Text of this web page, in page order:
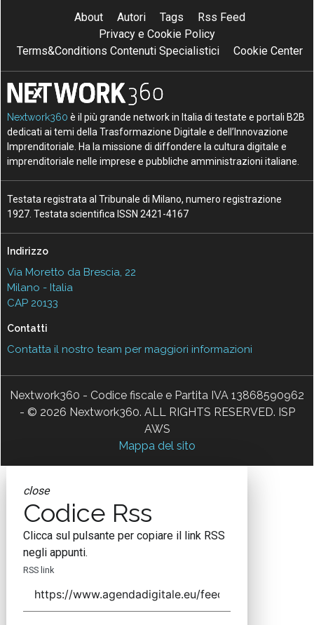
About Autori Tags
Rss Feed
Privacy e Cookie Policy
Terms&Conditions Contenuti Specialistici
Cookie Center
Nextwork360 è il più grande network in Italia di testate e portali B2B
dedicati ai temi della Trasformazione Digitale e dell’Innovazione
Imprenditoriale. Ha la missione di diffondere la cultura digitale e
imprenditoriale nelle imprese e pubbliche amministrazioni italiane.
Testata registrata al Tribunale di Milano, numero registrazione
1927. Testata scientifica ISSN 2421-4167
Indirizzo
Via Moretto da Brescia, 22
Milano - Italia
CAP 20133
Contatti
Contatta il nostro team per maggiori informazioni
Nextwork360 - Codice fiscale e Partita IVA 13868590962
- © 2026 Nextwork360. ALL RIGHTS RESERVED. ISP
AWS
Mappa del sito
close
Codice Rss
Clicca sul pulsante per copiare il link RSS
negli appunti.
RSS link